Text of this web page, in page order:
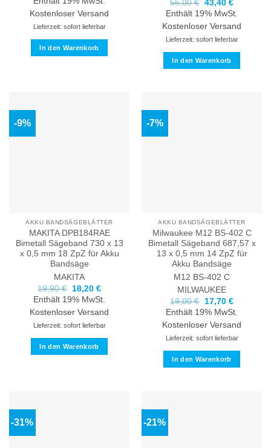
war:
60,00 €
ist:
43,70 €.
Kostenloser Versand
Lieferzeit: sofort lieferbar
In den Warenkorb
55,00€ Ursprünglicher
Preis
war:
55,00 €
43,40 €Aktueller
Preis
ist:
43,40 €.
Enthält 19% MwSt.
Kostenloser Versand
Lieferzeit: sofort lieferbar
In den Warenkorb
-9%
AKKU BANDSÄGEBLÄTTER
MAKITA DPB184RAE
Bimetall Sägeband 730 x 13
x 0,5 mm 18 ZpZ für Akku
Bandsäge
MAKITA
19,90€
Ursprünglicher
Preis
war:
19,90 €
18,20 €Aktueller
Preis
ist:
18,20 €.
Enthält 19% MwSt.
Kostenloser Versand
Lieferzeit: sofort lieferbar
In den Warenkorb
-7%
AKKU BANDSÄGEBLÄTTER
Milwaukee M12 BS-402 C
Bimetall Sägeband 687,57 x
13 x 0,5 mm 14 ZpZ für
Akku Bandsäge
M12 BS-402 C
MILWAUKEE
19,00€
Ursprünglicher
Preis
war:
19,00 €
17,70 €Aktueller
Preis
ist:
17,70 €.
Enthält 19% MwSt.
Kostenloser Versand
Lieferzeit: sofort lieferbar
In den Warenkorb
-31% -21%